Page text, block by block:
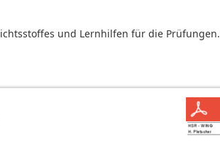
und Lernhilfen für die Prüfungen.